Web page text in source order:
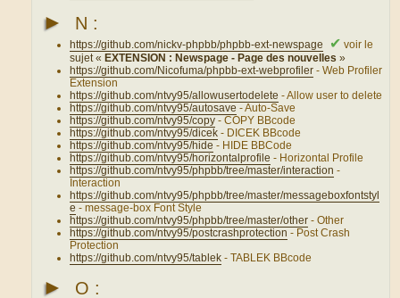
► N :
https://github.com/nickv-phpbb/phpbb-ext-newspage ✔ voir le
sujet « EXTENSION : Newspage - Page des nouvelles»
https://github.com/Nicofuma/phpbb-ext-webprofiler - Web Profiler
Extension
https://github.com/ntvy95/allowusertodelete - Allow user to delete
https://github.com/ntvy95/autosave - Auto-Save
https://github.com/ntvy95/copy - COPY BBcode
https://github.com/ntvy95/dicek - DICEK BBcode
https://github.com/ntvy95/hide - HIDE BBCode
https://github.com/ntvy95/horizontalprofile - Horizontal Profile
https://github.com/ntvy95/phpbb/tree/master/interaction -
Interaction
https://github.com/ntvy95/phpbb/tree/master/messageboxfontstyl
e - message-box Font Style
https://github.com/ntvy95/phpbb/tree/master/other - Other
https://github.com/ntvy95/postcrashprotection - Post Crash
Protection
https://github.com/ntvy95/tablek - TABLEK BBcode
► O :